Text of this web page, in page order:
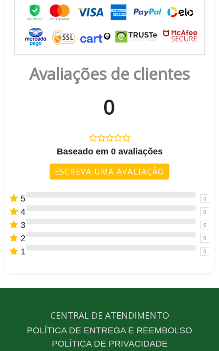
Avaliações de clientes
0
Baseado em 0 avaliações
ESCREVA UMA AVALIAÇÃO
5 0
4 0
3 0
2 0
1 0
CENTRAL DE ATENDIMENTO
POLÍTICA DE ENTREGA E REEMBOLSO
POLÍTICA DE PRIVACIDADE